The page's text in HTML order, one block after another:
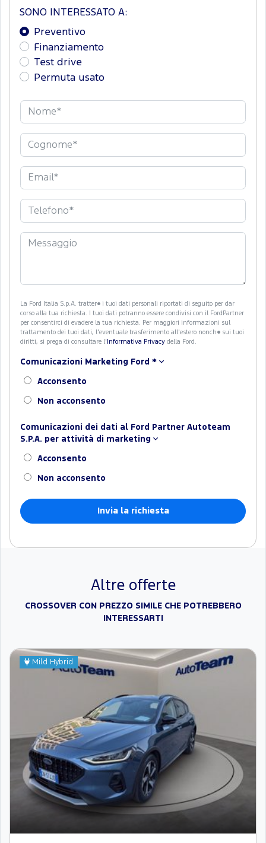
SONO INTERESSATO A:
Preventivo
Finanziamento
Test drive
Permuta usato
La Ford Italia S.p.A. tratter� i tuoi dati personali riportati di seguito per dar
corso alla tua richiesta. I tuoi dati potranno essere condivisi con il FordPartner
per consentirci di evadere la tua richiesta. Per maggiori informazioni sul
trattamento dei tuoi dati, l'eventuale trasferimento all'estero nonch� sui tuoi
diritti, si prega di consultare l' Informativa Privacy della Ford.
Comunicazioni Marketing Ford *
Acconsento
Non acconsento
Comunicazioni dei dati al Ford Partner Autoteam
S.P.A. per attività di marketing
Acconsento
Non acconsento
Altre offerte
CROSSOVER CON PREZZO SIMILE CHE POTREBBERO
INTERESSARTI
Mild Hybrid